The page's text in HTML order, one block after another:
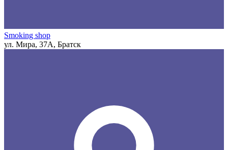
Smoking shop
ул. Мира, 37А, Братск